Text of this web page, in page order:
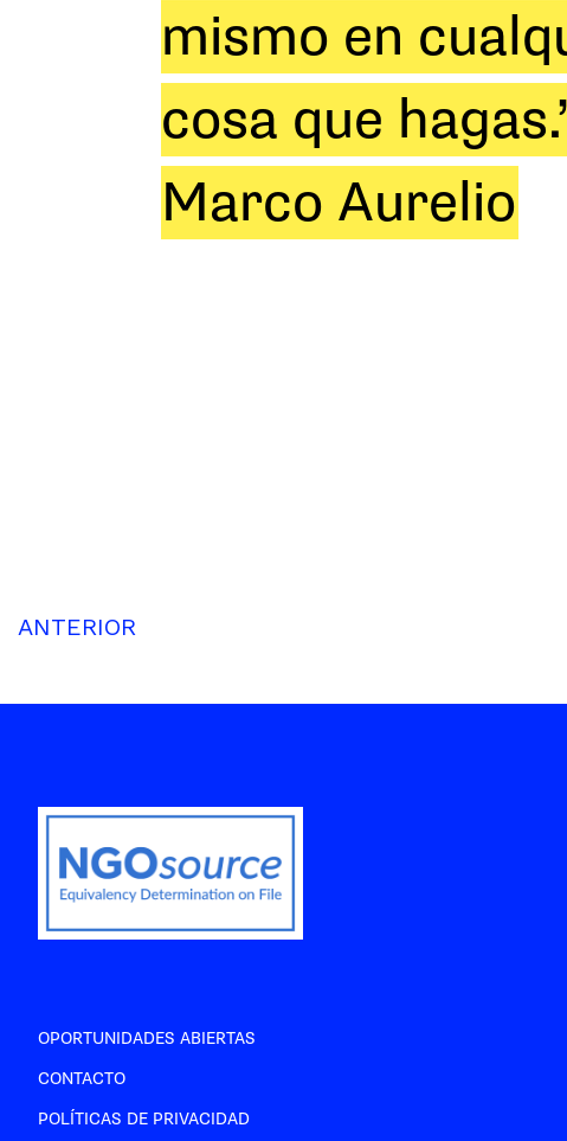
mismo en
cosa que
Marco Aurelio
ANTERIOR
OPORTUNIDADES ABIERTAS
CONTACTO
POLÍTICAS DE PRIVACIDAD